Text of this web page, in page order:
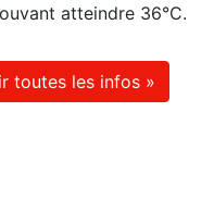
atteindre 36°C.
toutes les infos »